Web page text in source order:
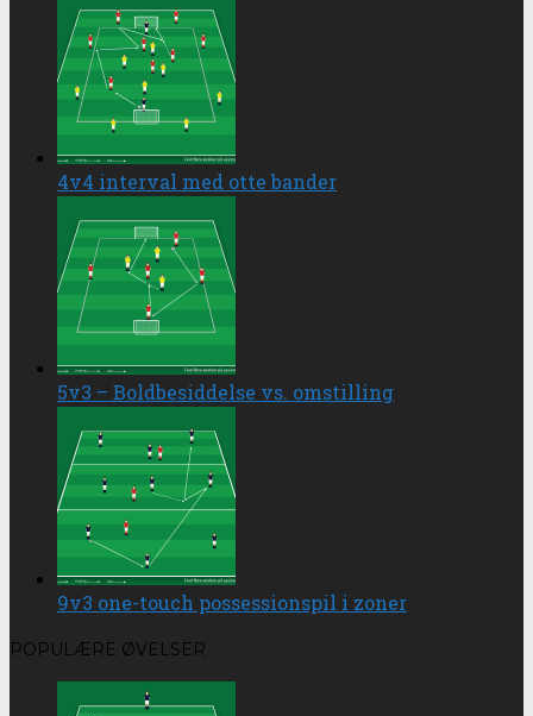
4v4 interval med otte bander
5v3 – Boldbesiddelse vs. omstilling
9v3 one-touch possessionspil i zoner
POPULÆRE ØVELSER